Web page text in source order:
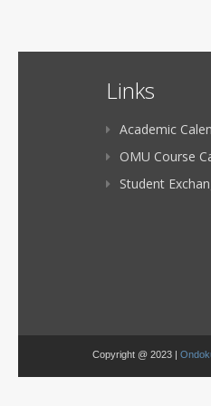
Links
Academic
OMU Course
Student
Copyright @ 2023 |